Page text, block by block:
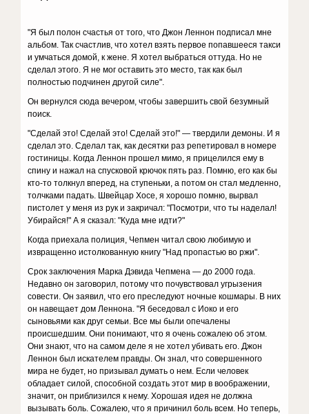
"Я был полон счастья от того, что Джон Леннон подписал мне
альбом. Так счастлив, что хотел взять первое попавшееся такси
и умчаться домой, к жене. Я хотел выбраться оттуда. Но не
сделал этого. Я не мог оставить это место, так как был
полностью подчинен другой силе".
Он вернулся сюда вечером, чтобы завершить свой безумный
поиск.
"Сделай это! Сделай это! Сделай это!" — твердили демоны. И я
сделал это. Сделал так, как десятки раз репетировал в номере
гостиницы. Когда Леннон прошел мимо, я прицелился ему в
спину и нажал на спусковой крючок пять раз. Помню, его как бы
кто-то толкнул вперед, на ступеньки, а потом он стал медленно,
толчками падать. Швейцар Хосе, я хорошо помню, вырвал
пистолет у меня из рук и закричал: "Посмотри, что ты наделал!
Убирайся!" А я сказал: "Куда мне идти?"
Когда приехала полиция, Чепмен читал свою любимую и
извращенно истолкованную книгу "Над пропастью во ржи".
Срок заключения Марка Дэвида Чепмена — до 2000 года.
Недавно он заговорил, потому что почувствовал угрызения
совести. Он заявил, что его преследуют ночные кошмары. В них
он навещает дом Леннона. "Я беседовал с Иоко и его
сыновьями как друг семьи. Все мы были опечалены
происшедшим. Они понимают, что я очень сожалею об этом.
Они знают, что на самом деле я не хотел убивать его. Джон
Леннон был искателем правды. Он знал, что совершенного
мира не будет, но призывал думать о нем. Если человек
обладает силой, способной создать этот мир в воображении,
значит, он приблизился к нему. Хорошая идея не должна
вызывать боль. Сожалею, что я причинил боль всем. Но теперь,